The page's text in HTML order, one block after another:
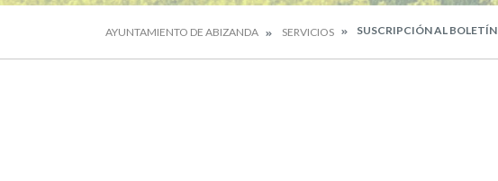
AYUNTAMIENTO DE ABIZANDA SERVICIOS SUSCRIPCIÓN AL BOLETÍN